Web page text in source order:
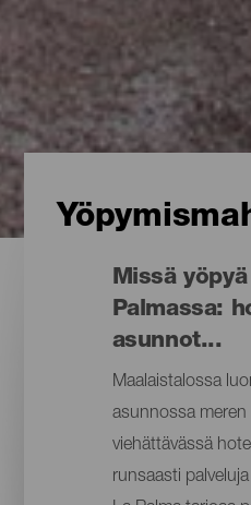
Missä
Palmassa:
asunnot...
Maalaistalossa
asunnossa meren
viehättävässä
runsaasti